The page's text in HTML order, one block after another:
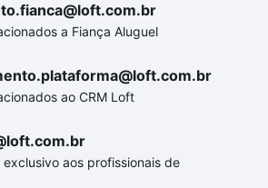
a Fiança Aluguel
ao CRM Loft
aos profissionais de